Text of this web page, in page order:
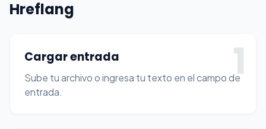
Hreflang
1
Cargar entrada
Sube tu archivo o ingresa tu texto en el campo de
entrada.